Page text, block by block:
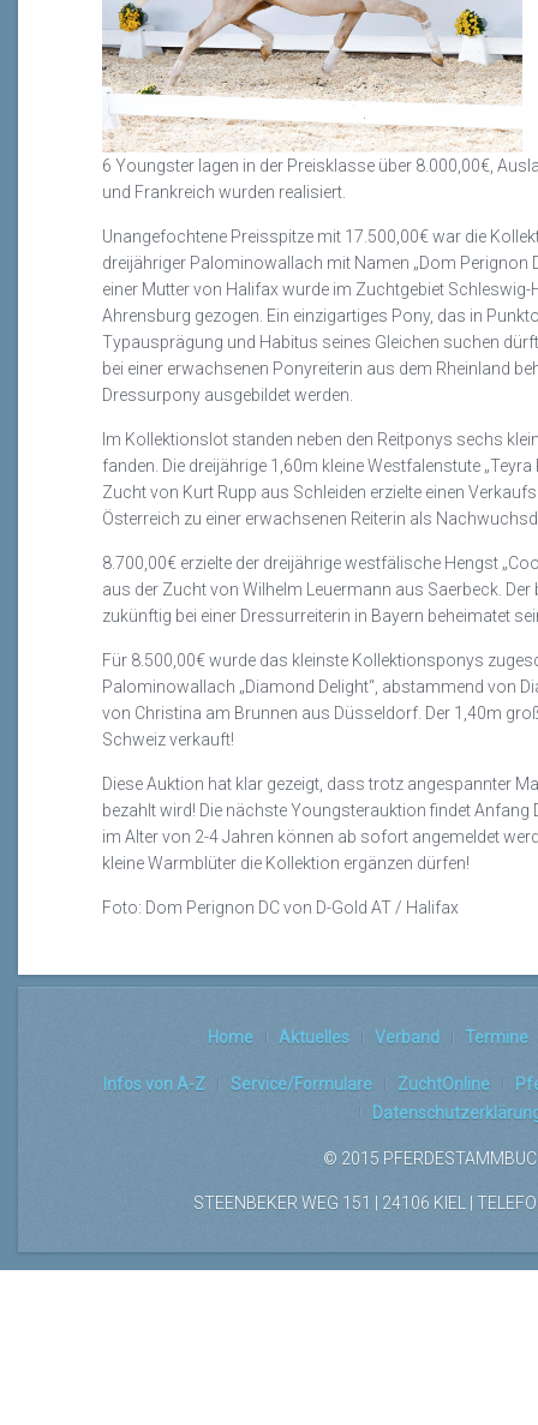
6 Youngster lagen in der Preisklasse über 8.000,00€,
und Frankreich wurden realisiert.
Unangefochtene Preisspitze mit 17.500,00€ war die
dreijähriger Palominowallach mit Namen „Dom Perignon
einer Mutter von Halifax wurde im Zuchtgebiet
Ahrensburg gezogen. Ein einzigartiges Pony, das in
Typausprägung und Habitus seines Gleichen suchen
bei einer erwachsenen Ponyreiterin aus dem Rheinland
Dressurpony ausgebildet werden.
Im Kollektionslot standen neben den Reitponys sechs
fanden. Die dreijährige 1,60m kleine Westfalenstute „Teyra
Zucht von Kurt Rupp aus Schleiden erzielte einen
Österreich zu einer erwachsenen Reiterin als
8.700,00€ erzielte der dreijährige westfälische Hengst
aus der Zucht von Wilhelm
Leuermann aus Saerbeck.
zukünftig bei einer Dressurreiterin in Bayern beheimatet
Für 8.500,00€ wurde das kleinste Kollektionsponys
Palominowallach „Diamond Delight“, abstammend von
von Christina am Brunnen aus Düsseldorf. Der 1,40m
Schweiz verkauft!
Diese Auktion hat klar gezeigt, dass trotz angespannter
bezahlt wird! Die nächsteYoungsterauktion findet Anfang
im Alter von 2-4 Jahren können ab sofort angemeldet
kleine Warmblüter die Kollektion ergänzen dürfen!
Foto: Dom Perignon DC von D-Gold AT / Halifax
Home Aktuelles Verband Termine
Infos von A-Z Service/Formulare ZuchtOnline
© 2015
STEENBEKER WEG 151 | 24106 KIEL |